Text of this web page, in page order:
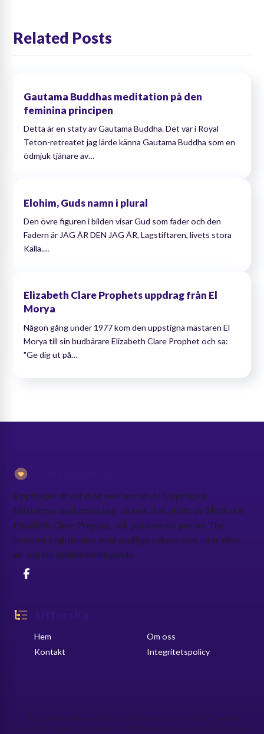
Related Posts
Gautama Buddhas meditation på den
feminina principen
Detta är en staty av Gautama Buddha. Det var i Royal
Teton-retreatet jag lärde känna Gautama Buddha som en
ödmjuk tjänare av…
Elohim, Guds namn i plural
Den övre figuren i bilden visar Gud som fader och den
Fadern är JAG ÄR DEN JAG ÄR, Lagstiftaren, livets stora
Källa.…
Elizabeth Clare Prophets uppdrag från El
Morya
Någon gång under 1977 kom den uppstigna mästaren El
Morya till sin budbärare Elizabeth Clare Prophet och sa:
"Ge dig ut på…
Uppdraget är att dela med oss av de Uppstigna
Mästarnas undervisning, så som den givits av Mark och
Elizabeth Clare Prophet, och publicerats genom The
Summit Lighthouse, med andliga sökare som letar efter
en väg till självförverkligande.
Hem
Kontakt
Om oss
Integritetspolicy
The Summit Lighthouse®, Church Universal and Triumphant®, Summit
University® , logon för Summit University® , Summit University Press® , logon för